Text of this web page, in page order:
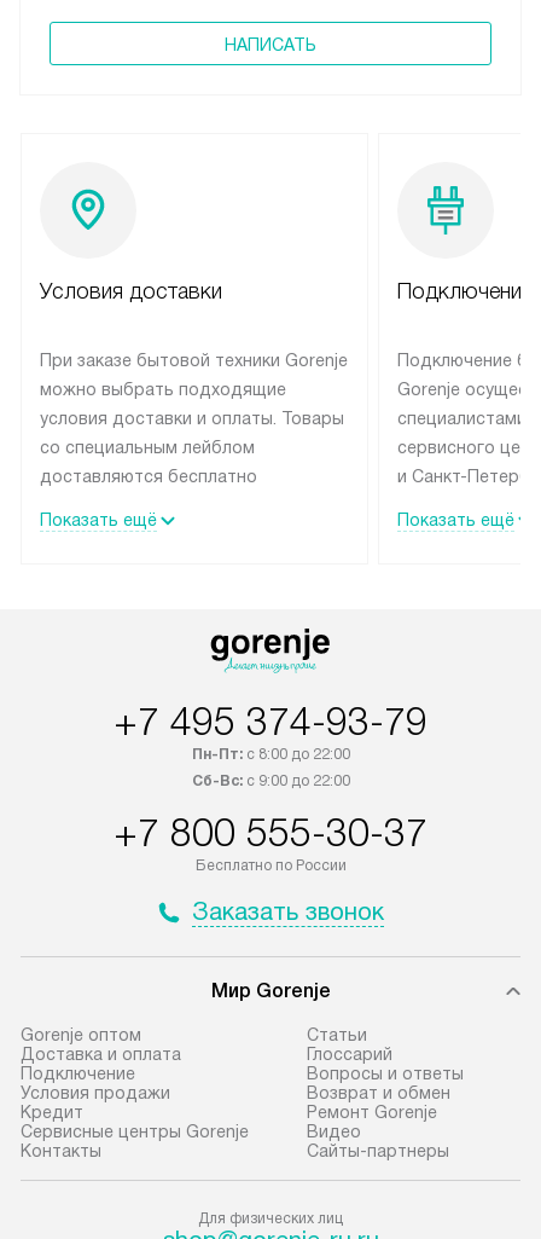
НАПИСАТЬ
Условия доставки
При заказе бытовой техники Gorenje
можно выбрать подходящие
условия доставки и оплаты. Товары
со специальным лейблом
доставляются бесплатно
до подъезда, выезд за МКАД
в течение трех дней. Доставка
в Санкт-Петербург и другие
регионы осуществляется через
транспортную компанию. После
100% предоплаты наша компания
до представительства
условия доставки у менеджера при
В оговоренный день служба
прибор до подъезда. Если
требуется переместить прибор
до двери квартиры или до места
установки, пожалуйста,
предварительно согласуйте это
взимается дополнительная плата.
Показать ещё
Подключение
Подключение
Gorenje
специалистами
сервисного
и Санкт-
подключается
подключения к
и канализации
определяется
Стандартная
снятие упаковки
отдельных
монтируется в
место с
Показать ещё
+7 495 374-93-79
Пн-Пт:с 8:00 до 22:00
Сб-Вс:с 9:00 до 22:00
+7 800 555-30-37
Бесплатно по России
Заказать звонок
Мир Gorenje
Gorenje оптом
Доставка и оплата
Подключение
Условия продажи
Кредит
Сервисные центры Gorenje
Контакты
Cтатьи
Глоссарий
Вопросы и ответы
Возврат и обмен
Ремонт Gorenje
Видео
Сайты-партнеры
Для физических лиц